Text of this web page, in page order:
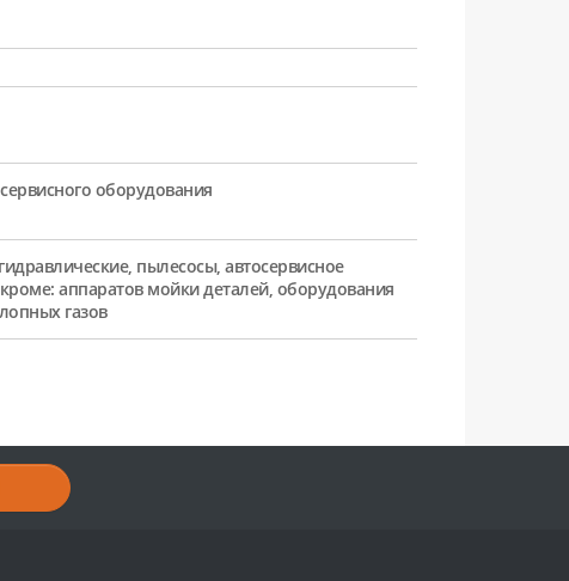
оборудования
пылесосы, автосервисное
аппаратов мойки деталей, оборудования
газов